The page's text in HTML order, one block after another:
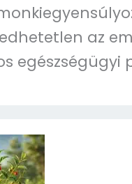
az
egészségügyi